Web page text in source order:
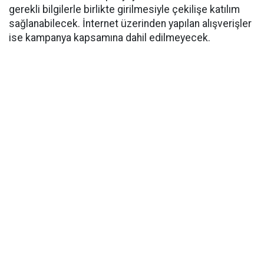
gerekli bilgilerle birlikte girilmesiyle çekilişe katılım
sağlanabilecek. İnternet üzerinden yapılan alışverişler
ise kampanya kapsamına dahil edilmeyecek.